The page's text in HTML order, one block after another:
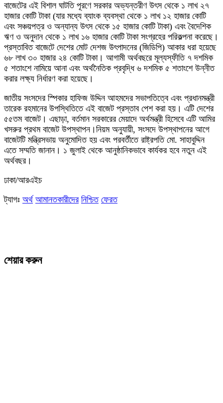
বাজেটের এই বিশাল ঘাটতি পূরণে সরকার অভ্যন্তরীণ উৎস থেকে ১ লাখ ২৭
হাজার কোটি টাকা (যার মধ্যে ব্যাংক ব্যবস্থা থেকে ১ লাখ ১২ হাজার কোটি
এবং সঞ্চয়পত্র ও অন্যান্য উৎস থেকে ১৫ হাজার কোটি টাকা) এবং বৈদেশিক
ঋণ ও অনুদান থেকে ১ লাখ ১৬ হাজার কোটি টাকা সংগ্রহের পরিকল্পনা করেছে।
প্রস্তাবিত বাজেটে দেশের মোট দেশজ উৎপাদনের (জিডিপি) আকার ধরা হয়েছে
৬৮ লাখ ৩০ হাজার ২৪ কোটি টাকা। আগামী অর্থবছরে মূল্যস্ফীতি ৭ দশমিক
৫ শতাংশে নামিয়ে আনা এবং অর্থনৈতিক প্রবৃদ্ধি ৬ দশমিক ৫ শতাংশে উন্নীত
করার লক্ষ্য নির্ধারণ করা হয়েছে।
জাতীয় সংসদের স্পিকার হাফিজ উদ্দিন আহমদের সভাপতিত্বে এবং প্রধানমন্ত্রী
তারেক রহমানের উপস্থিতিতে এই বাজেট প্রস্তাব পেশ করা হয়। এটি দেশের
৫৫তম বাজেট। এছাড়া, বর্তমান সরকারের মেয়াদে অর্থমন্ত্রী হিসেবে এটি আমির
খসরুর প্রথম বাজেট উপস্থাপন।নিয়ম অনুযায়ী, সংসদে উপস্থাপনের আগে
বাজেটটি মন্ত্রিসভায় অনুমোদিত হয় এবং পরবর্তীতে রাষ্ট্রপতি মো. সাহাবুদ্দিন
এতে সম্মতি জানান। ১ জুলাই থেকে আনুষ্ঠানিকভাবে কার্যকর হবে নতুন এই
অর্থবছর।
ঢাকা/আরএইচ
ট্যাগঃ অর্থ আমানতকারীদের নিশ্চিত ফেরত
শেয়ার করুন